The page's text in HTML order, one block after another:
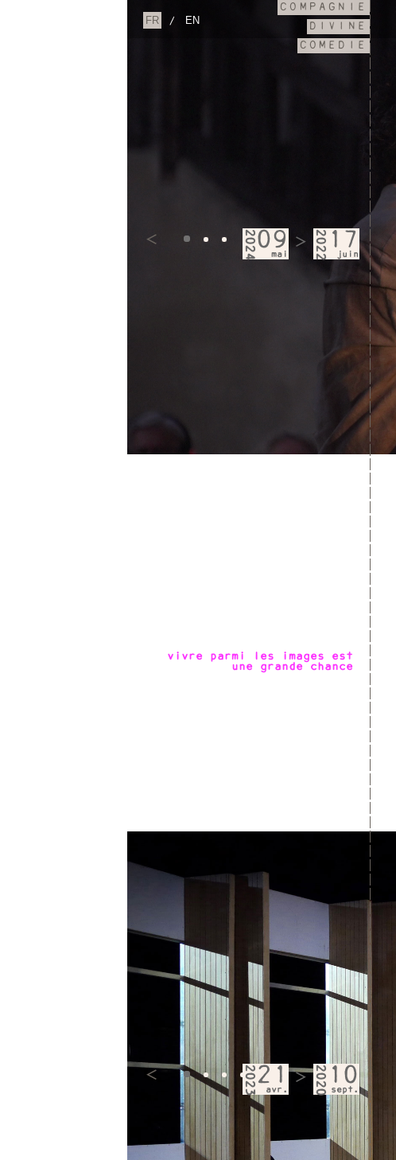
/
COMPAGNIE
DIVINE
COMEDIE
< 202409
mai
> 2022 17
juin
vivre parmi les images est
une grande chance
< 202321
avr.
> 2020 10
sept.